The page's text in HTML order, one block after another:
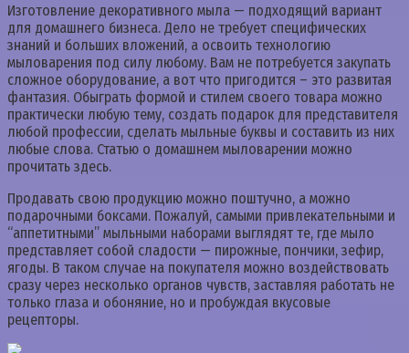
Изготовление декоративного мыла — подходящий вариант
для домашнего бизнеса. Дело не требует специфических
знаний и больших вложений, а освоить технологию
мыловарения под силу любому. Вам не потребуется закупать
сложное оборудование, а вот что пригодится – это развитая
фантазия. Обыграть формой и стилем своего товара можно
практически любую тему, создать подарок для представителя
любой профессии, сделать мыльные буквы и составить из них
любые слова. Статью о домашнем мыловарении можно
прочитать здесь.
Продавать свою продукцию можно поштучно, а можно
подарочными боксами. Пожалуй, самыми привлекательными и
“аппетитными” мыльными наборами выглядят те, где мыло
представляет собой сладости — пирожные, пончики, зефир,
ягоды. В таком случае на покупателя можно воздействовать
сразу через несколько органов чувств, заставляя работать не
только глаза и обоняние, но и пробуждая вкусовые
рецепторы.